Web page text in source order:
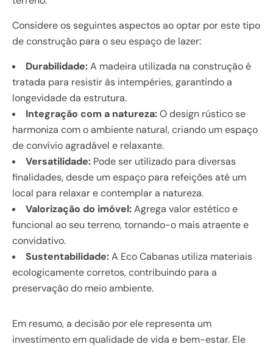
Considere os seguintes aspectos ao optar por este tipo
de construção para o seu espaço de lazer:
Durabilidade:A madeira utilizada na construção é
tratada para resistir às intempéries, garantindo a
longevidade da estrutura.
Integração com a natureza:O design rústico se
harmoniza com o ambiente natural, criando um espaço
de convívio agradável e relaxante.
Versatilidade: Pode ser utilizado para diversas
finalidades, desde um espaço para refeições até um
local para relaxar e contemplar a natureza.
Valorização do imóvel:Agrega valor estético e
funcional ao seu terreno, tornando-o mais atraente e
convidativo.
Sustentabilidade:A Eco Cabanas utiliza materiais
ecologicamente corretos, contribuindo para a
preservação do meio ambiente.
Em resumo, a decisão por ele representa um
investimento em qualidade de vida e bem-estar. Ele